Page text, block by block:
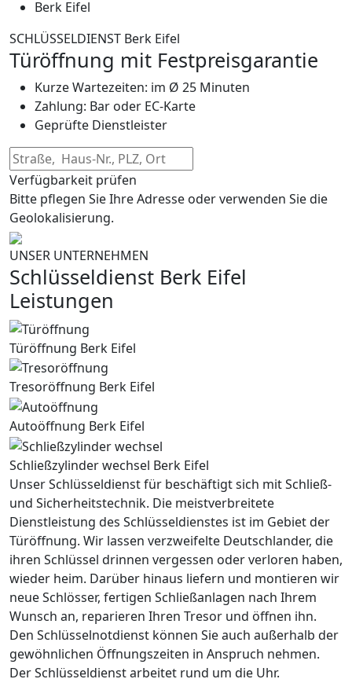
Berk Eifel
SCHLÜSSELDIENST Berk Eifel
Türöffnung mit Festpreisgarantie
Kurze Wartezeiten: im Ø 25 Minuten
Zahlung: Bar oder EC-Karte
Geprüfte Dienstleister
Verfügbarkeit prüfen
Bitte pflegen Sie Ihre Adresse oder verwenden Sie die
Geolokalisierung.
UNSER UNTERNEHMEN
Schlüsseldienst Berk Eifel
Leistungen
Türöffnung Berk Eifel
Tresoröffnung Berk Eifel
Autoöffnung Berk Eifel
Schließzylinder wechsel Berk Eifel
Unser Schlüsseldienst für beschäftigt sich mit Schließ-
und Sicherheitstechnik. Die meistverbreitete
Dienstleistung des Schlüsseldienstes ist im Gebiet der
Türöffnung. Wir lassen verzweifelte Deutschlander, die
ihren Schlüssel drinnen vergessen oder verloren haben,
wieder heim. Darüber hinaus liefern und montieren wir
neue Schlösser, fertigen Schließanlagen nach Ihrem
Wunsch an, reparieren Ihren Tresor und öffnen ihn.
Den Schlüsselnotdienst können Sie auch außerhalb der
gewöhnlichen Öffnungszeiten in Anspruch nehmen.
Der Schlüsseldienst arbeitet rund um die Uhr.